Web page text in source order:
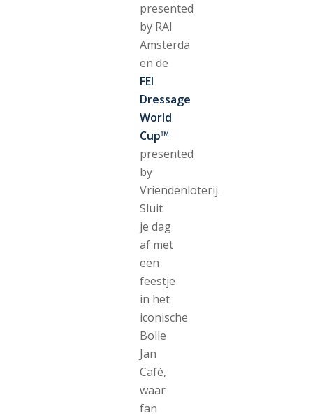
presented
by RAI
Amsterda
en de
FEI
Dressage
World
Cup™
presented
by
Vriendenloterij.
Sluit
je dag
af met
een
feestje
in het
iconische
Bolle
Jan
Café,
waar
fan